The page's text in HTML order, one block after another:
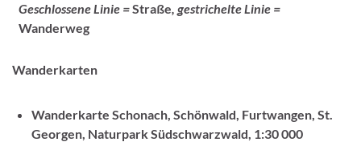
Geschlossene Linie =Straße, gestrichelte Linie =
Wanderweg
Wanderkarten
Wanderkarte Schonach, Schönwald, Furtwangen, St.
Georgen, Naturpark Südschwarzwald, 1:30 000